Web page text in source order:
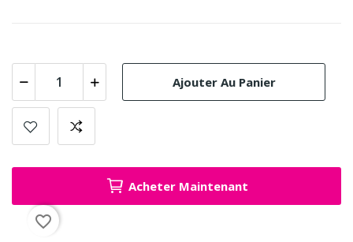
Ajouter Au Panier
Acheter Maintenant
favorite_border